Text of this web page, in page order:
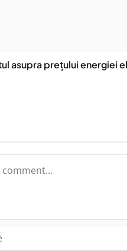
asupra prețului energiei